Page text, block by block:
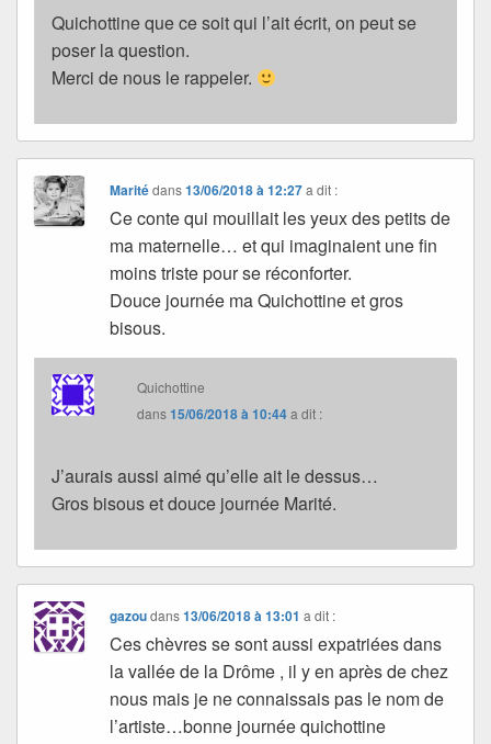
Quichottine que ce soit qui l’ait écrit, on peut se
poser la question.
Merci de nous le rappeler.
Maritédans13/06/2018 à 12:27 a dit :
Ce conte qui mouillait les yeux des petits de
ma maternelle… et qui imaginaient une fin
moins triste pour se réconforter.
Douce journée ma Quichottine et gros
bisous.
Quichottine
dans15/06/2018 à 10:44a dit :
J’aurais aussi aimé qu’elle ait le dessus…
Gros bisous et douce journée Marité.
gazoudans13/06/2018 à 13:01 a dit :
Ces chèvres se sont aussi expatriées dans
la vallée de la Drôme , il y en après de chez
nous mais je ne connaissais pas le nom de
l’artiste…bonne journée quichottine